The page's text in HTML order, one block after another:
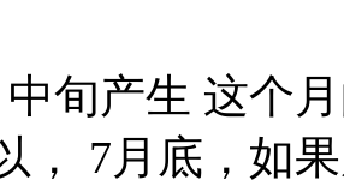
中旬产生 这个
， 7月底，如